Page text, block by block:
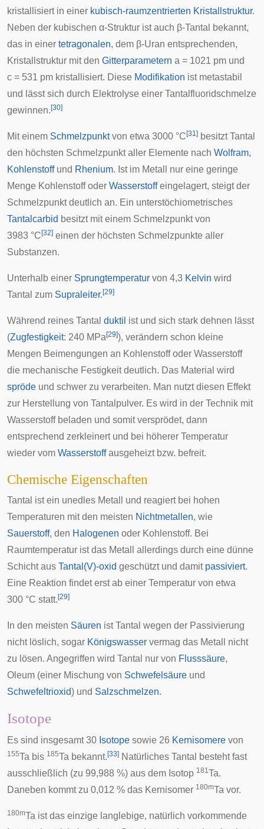
kristallisiert in einer kubisch-raumzentrierten Kristallstruktur.
Neben der kubischen α-Struktur ist auch β-Tantal bekannt,
das in einer tetragonalen, dem β-Uran entsprechenden,
Kristallstruktur mit den Gitterparametern a = 1021 pm und
c = 531 pm kristallisiert. Diese Modifikation ist metastabil
und lässt sich durch Elektrolyse einer Tantalfluoridschmelze
gewinnen. [30]
Mit einem Schmelzpunktvon etwa 3000 °C [31] besitzt Tantal
den höchsten Schmelzpunkt aller Elemente nach Wolfram,
Kohlenstoffund Rhenium. Ist im Metall nur eine geringe
Menge Kohlenstoff oder Wasserstoffeingelagert, steigt der
Schmelzpunkt deutlich an. Ein unterstöchiometrisches
Tantalcarbid besitzt mit einem Schmelzpunkt von
3983 °C [32] einen der höchsten Schmelzpunkte aller
Substanzen.
Unterhalb einer Sprungtemperatur von 4,3 Kelvin wird
Tantal zum Supraleiter. [29]
Während reines Tantal duktil ist und sich stark dehnen lässt
(Zugfestigkeit: 240 MPa [29]), verändern schon kleine
Mengen Beimengungen an Kohlenstoff oder Wasserstoff
die mechanische Festigkeit deutlich. Das Material wird
spröde und schwer zu verarbeiten. Man nutzt diesen Effekt
zur Herstellung von Tantalpulver. Es wird in der Technik mit
Wasserstoff beladen und somit versprödet, dann
entsprechend zerkleinert und bei höherer Temperatur
wieder vom Wasserstoffausgeheizt bzw. befreit.
Chemische Eigenschaften
Tantal ist ein unedles Metall und reagiert bei hohen
Temperaturen mit den meisten Nichtmetallen, wie
Sauerstoff, den Halogenen oder Kohlenstoff. Bei
Raumtemperatur ist das Metall allerdings durch eine dünne
Schicht aus Tantal(V)-oxid geschützt und damit passiviert.
Eine Reaktion findet erst ab einer Temperatur von etwa
300 °C statt. [29]
In den meisten Säuren ist Tantal wegen der Passivierung
nicht löslich, sogar Königswasser vermag das Metall nicht
zu lösen. Angegriffen wird Tantal nur von Flusssäure,
Oleum (einer Mischung von Schwefelsäure und
Schwefeltrioxid) und Salzschmelzen.
Isotope
Es sind insgesamt 30 Isotope sowie 26 Kernisomere von
155Ta bis 185Ta bekannt. [33] Natürliches Tantal besteht fast
ausschließlich (zu 99,988 %) aus dem Isotop 181Ta.
Daneben kommt zu 0,012 % das Kernisomer 180mTa vor.
180mTa ist das einzige langlebige, natürlich vorkommende